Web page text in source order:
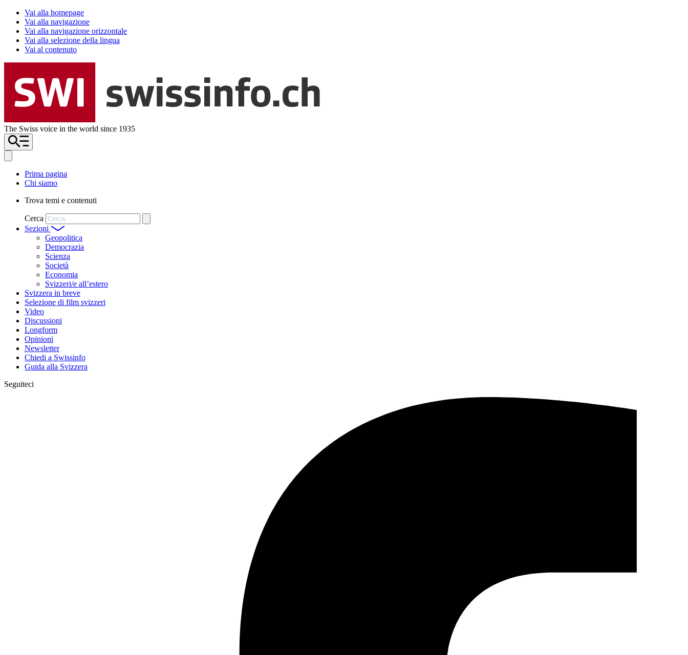
Vai alla homepage
Vai alla navigazione
Vai alla navigazione orizzontale
Vai alla selezione della lingua
Vai al contenuto
The Swiss voice in the world since 1935
Prima pagina
Chi siamo
Trova temi e contenuti
Cerca
Sezioni
Geopolitica
Democrazia
Scienza
Società
Economia
Svizzeri/e all’estero
Svizzera in breve
Selezione di film svizzeri
Video
Discussioni
Longform
Opinioni
Newsletter
Chiedi a Swissinfo
Guida alla Svizzera
Seguiteci